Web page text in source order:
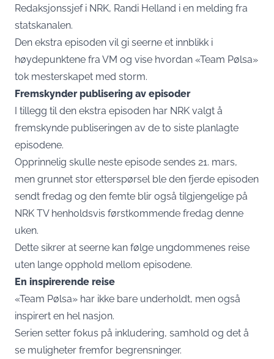
Redaksjonssjef i NRK, Randi Helland i en melding fra
statskanalen.
Den ekstra episoden vil gi seerne et innblikk i
høydepunktene fra VM og vise hvordan «Team Pølsa»
tok mesterskapet med storm.​
Fremskynder publisering av episoder
I tillegg til den ekstra episoden har NRK valgt å
fremskynde publiseringen av de to siste planlagte
episodene.
Opprinnelig skulle neste episode sendes 21. mars,
men grunnet stor etterspørsel ble den fjerde episoden
sendt fredag og den femte blir også tilgjengelige på
NRK TV henholdsvis førstkommende fredag denne
uken.
Dette sikrer at seerne kan følge ungdommenes reise
uten lange opphold mellom episodene.​
En inspirerende reise
«Team Pølsa» har ikke bare underholdt, men også
inspirert en hel nasjon.
Serien setter fokus på inkludering, samhold og det å
se muligheter fremfor begrensninger.